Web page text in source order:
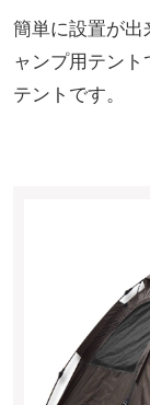
簡単に設置が
ャンプ用テン
テントです。